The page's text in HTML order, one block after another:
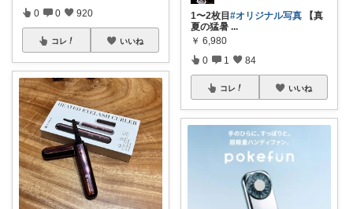
0 0 920
コレ いいね
1〜2枚目 #オリジナル写真 【真
夏の猛暑 ...
￥ 6,980
0 1 84
コレ いいね